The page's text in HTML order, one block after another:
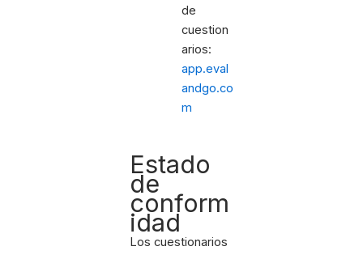
de
cuestion
arios:
app.eval
andgo.co
m
Estado
de
conform
idad
Los cuestionarios